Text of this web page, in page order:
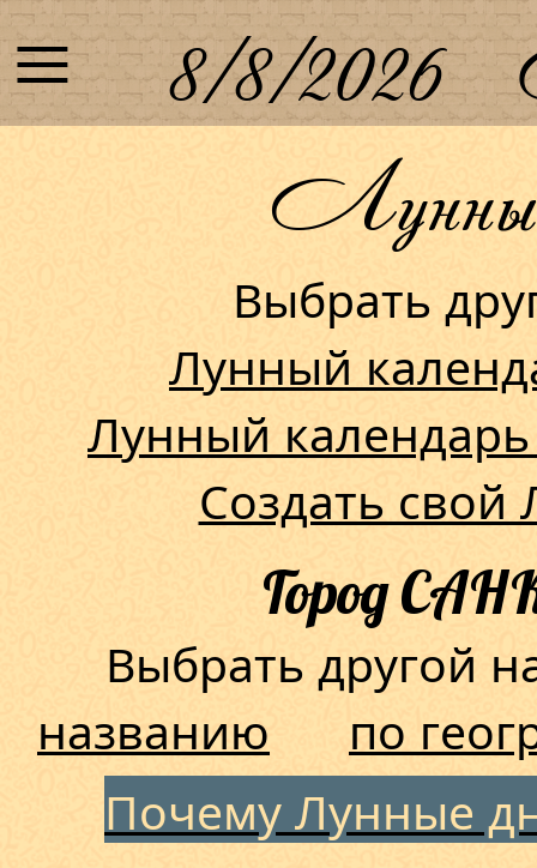
≡ 8/8/2026
Лунный
Выбрать
Лунный
Лунный
Создать
Город
Выбрать другой
названию
по
Почему Лунные